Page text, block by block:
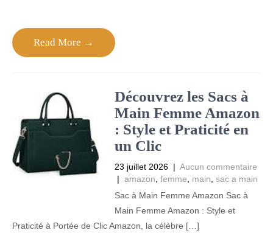
Read More →
Découvrez les Sacs à
Main Femme Amazon
: Style et Praticité en
un Clic
23 juillet 2026 | Aucun commentaire
| amazon femme main sac a main
Sac à Main Femme Amazon Sac à
Main Femme Amazon : Style et
Praticité à Portée de Clic Amazon, la célèbre […]